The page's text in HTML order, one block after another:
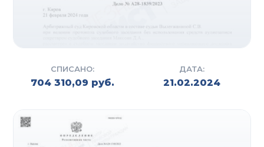
СПИСАНО:
704 310,09 руб.
ДАТА:
21.02.2024